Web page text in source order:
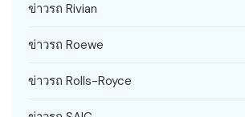
ข่าวรถ Rivian
ข่าวรถ Roewe
ข่าวรถ Rolls-Royce